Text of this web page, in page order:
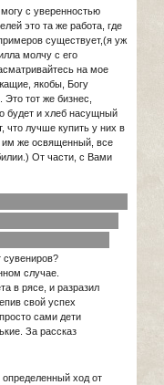
с уверенностью
это та же работа, где
существует,(я уж
молчу с его
на мое
якобы, Богу
тот же бизнес,
будет и хлеб насущный
что лучше купить у них в
им же освященный, все
От части, с Вами
сувениров?
случае.
в рясе, и разразил
свой успех
сами дети
За рассказ
ход от